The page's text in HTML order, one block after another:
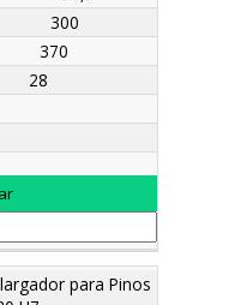
300
370
28
para Pinos